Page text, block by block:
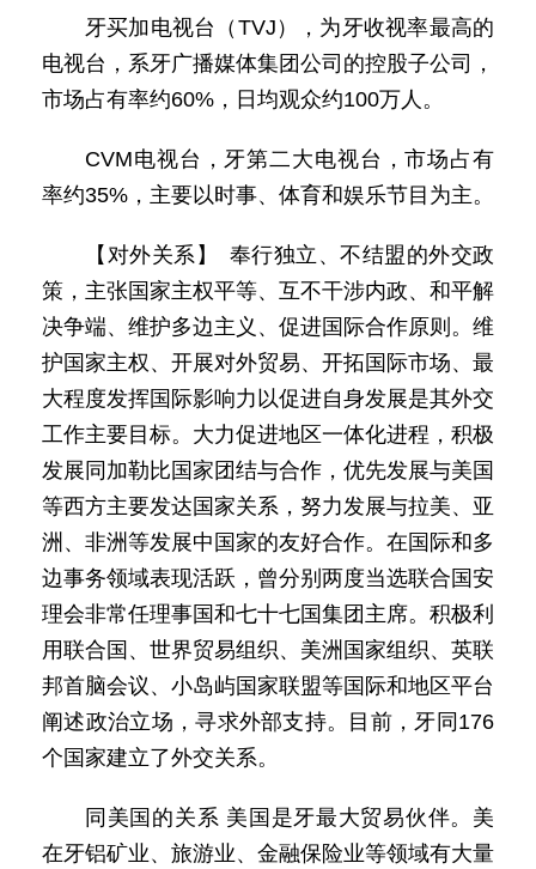
牙买加电视台（TVJ），为牙收视率最高的
电视台，系牙广播媒体集团公司的控股子公司，
市场占有率约60%，日均观众约100万人。
CVM电视台，牙第二大电视台，市场占有
率约35%，主要以时事、体育和娱乐节目为主。
【对外关系】 奉行独立、不结盟的外交政
策，主张国家主权平等、互不干涉内政、和平解
决争端、维护多边主义、促进国际合作原则。维
护国家主权、开展对外贸易、开拓国际市场、最
大程度发挥国际影响力以促进自身发展是其外交
工作主要目标。大力促进地区一体化进程，积极
发展同加勒比国家团结与合作，优先发展与美国
等西方主要发达国家关系，努力发展与拉美、亚
洲、非洲等发展中国家的友好合作。在国际和多
边事务领域表现活跃，曾分别两度当选联合国安
理会非常任理事国和七十七国集团主席。积极利
用联合国、世界贸易组织、美洲国家组织、英联
邦首脑会议、小岛屿国家联盟等国际和地区平台
阐述政治立场，寻求外部支持。目前，牙同176
个国家建立了外交关系。
同美国的关系 美国是牙最大贸易伙伴。美
在牙铝矿业、旅游业、金融保险业等领域有大量